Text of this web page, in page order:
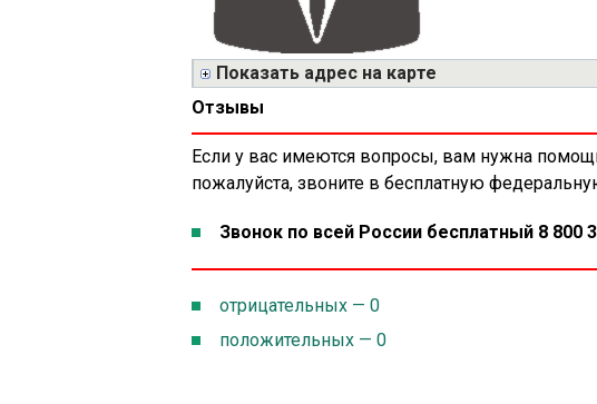
Показать адрес на карте
Отзывы
Если у вас имеются вопросы, вам нужна
пожалуйста, звоните в бесплатную
Звонок по всей России бесплатный 8 800
отрицательных — 0
положительных — 0